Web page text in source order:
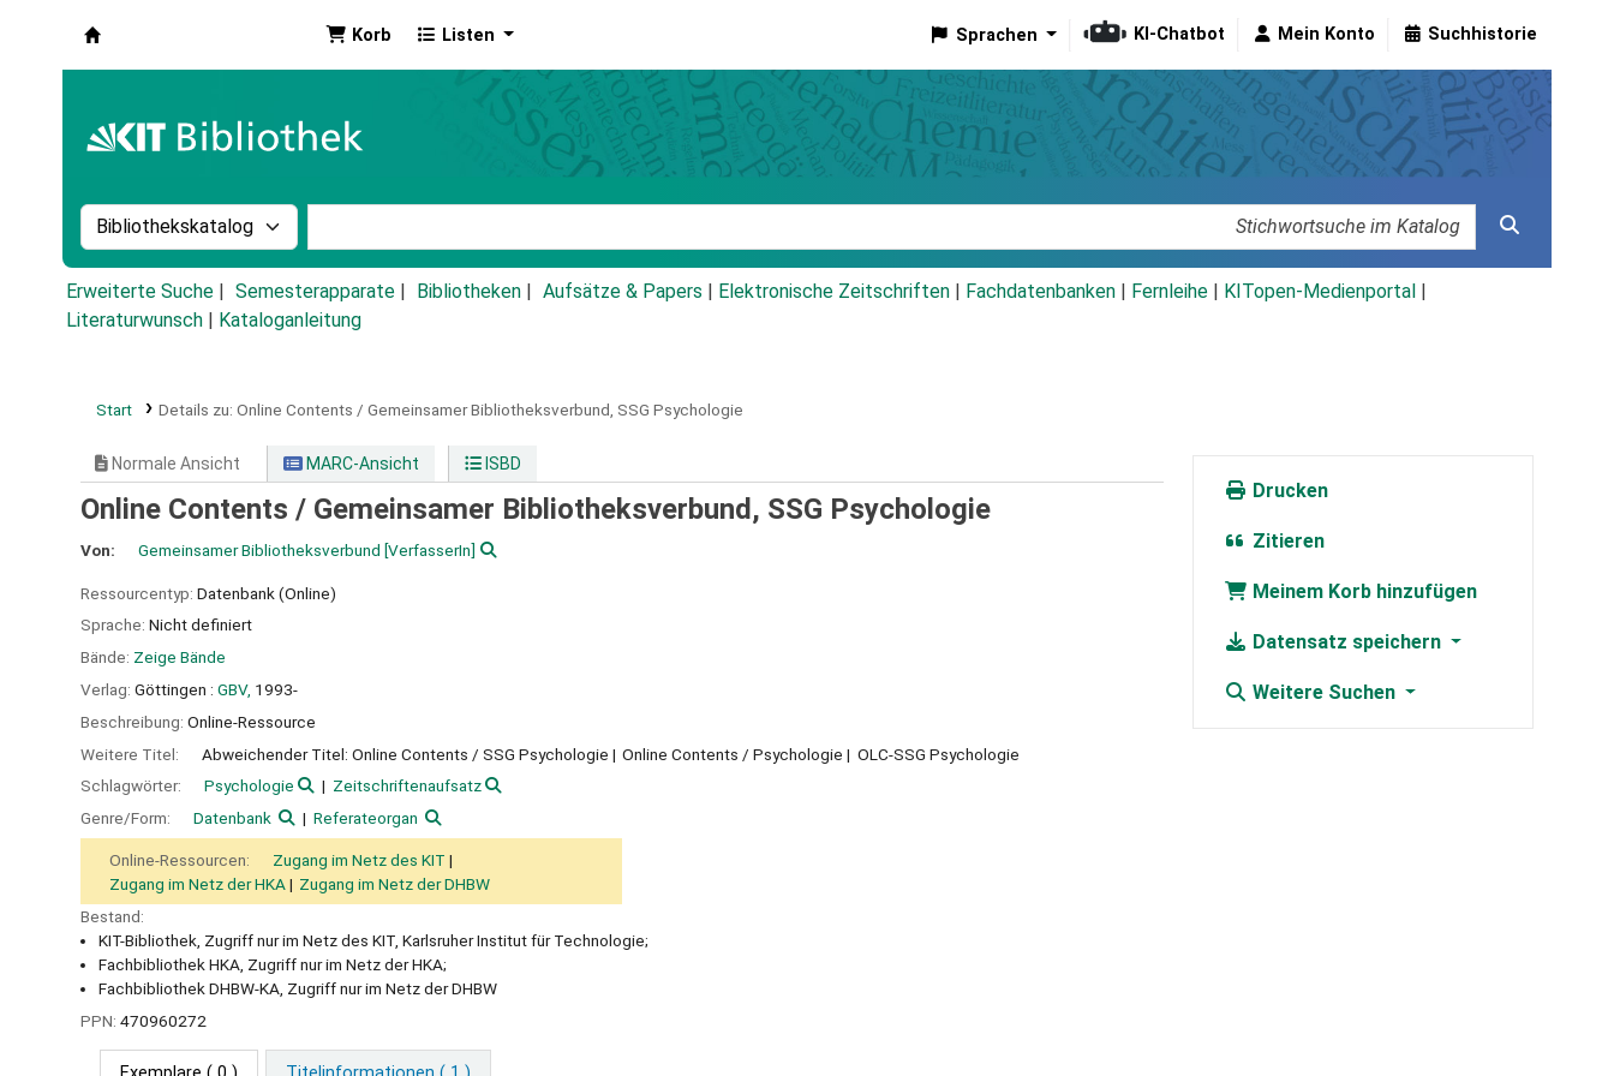
Korb Listen Sprachen KI-Chatbot Mein Konto Suchhistorie
Suche im Katalog nach:
Erweiterte Suche Semesterapparate Bibliotheken Aufsätze & Papers Elektronische Zeitschriften Fachdatenbanken Fernleihe KITopen-Medienportal
Literaturwunsch
Kataloganleitung
Start Details zu: Online Contents / Gemeinsamer Bibliotheksverbund, SSG Psychologie
Normale Ansicht MARC-Ansicht ISBD
Online Contents / Gemeinsamer Bibliotheksverbund, SSG Psychologie
Von: Gemeinsamer Bibliotheksverbund [VerfasserIn]
Ressourcentyp: Datenbank (Online)
Sprache: Nicht definiert
Bände: Zeige Bände
Verlag: Göttingen : GBV, 1993-
Beschreibung: Online-Ressource
Weitere Titel:
Abweichender Titel: Online Contents / SSG Psychologie Online Contents / Psychologie
OLC-SSG Psychologie
Schlagwörter:
Psychologie
Zeitschriftenaufsatz
Genre/Form:
Datenbank Referateorgan
Online-Ressourcen:
Zugang im Netz des KIT
Zugang im Netz der HKA
Zugang im Netz der DHBW
Bestand:
KIT-Bibliothek, Zugriff nur im Netz des KIT, Karlsruher Institut für Technologie;
Fachbibliothek HKA, Zugriff nur im Netz der HKA;
Fachbibliothek DHBW-KA, Zugriff nur im Netz der DHBW
PPN: 470960272
Drucken
Zitieren
Meinem Korb hinzufügen
Datensatz speichern
Weitere Suchen